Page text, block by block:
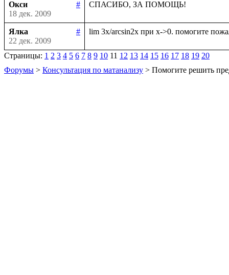
Окси
#
18 дек. 2009
Ялка
#
22 дек. 2009
Страницы: 1 2 3 4 5 6 7 8 9 10 11 12 13 14 15 16 17 18 19 20
Форумы > Консультация по матанализу > Помогите решить